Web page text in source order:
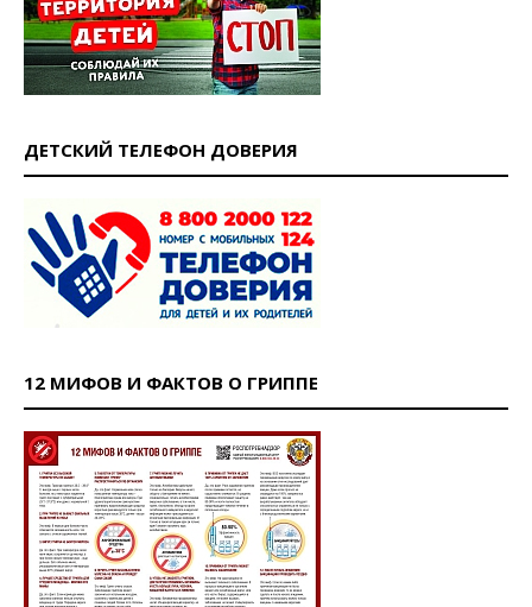
ДЕТСКИЙ ТЕЛЕФОН ДОВЕРИЯ
12 МИФОВ И ФАКТОВ О ГРИППЕ